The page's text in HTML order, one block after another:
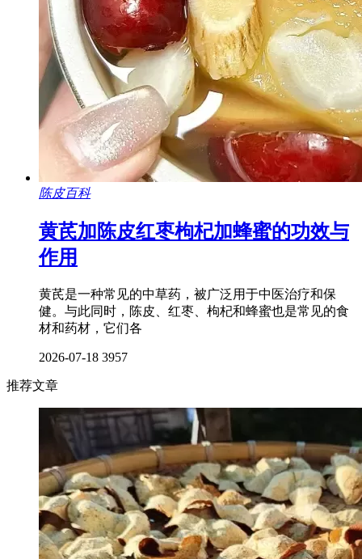
陈皮百科
黄芪加陈皮红枣枸杞加蜂蜜的功效与
作用
黄芪是一种常见的中草药，被广泛用于中医治疗和保
健。与此同时，陈皮、红枣、枸杞和蜂蜜也是常见的食
材和药材，它们各
2026-07-18 3957
推荐文章